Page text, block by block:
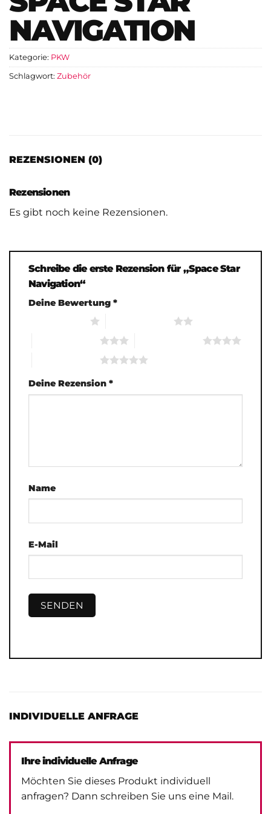
NAVIGATION
Kategorie: PKW
Schlagwort: Zubehör
REZENSIONEN (0)
Rezensionen
Es gibt noch keine Rezensionen.
Schreibe die erste Rezension für „Space Star
Navigation“
Deine Bewertung *
Deine Rezension *
Name
E-Mail
INDIVIDUELLE ANFRAGE
Ihre individuelle Anfrage
Möchten Sie dieses Produkt individuell
anfragen? Dann schreiben Sie uns eine Mail.